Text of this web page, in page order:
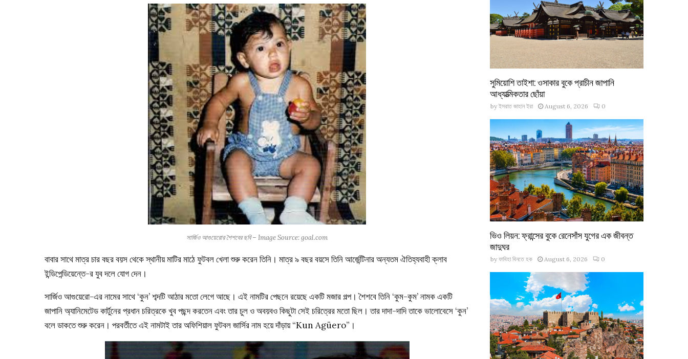
সার্জিও আগুয়েরোর শৈশবের ছবি – Image Source: goal.com
বাবার সাথে মাত্র চার বছর বয়স থেকে স্থানীয় মাটির মাঠে ফুটবল খেলা শুরু করেন তিনি। মাত্র ৯ বছর বয়সে তিনি আর্জেন্টিনার অন্যতম ঐতিহ্যবাহী ক্লাব
ইন্ডিপেন্ডিয়েন্তে-র যুব দলে যোগ দেন।
সার্জিও আগুয়েরো-এর নামের সাথে ‘কুন’ শব্দটি আঠার মতো লেগে আছে। এই নামটির পেছনে রয়েছে একটি মজার গল্প। শৈশবে তিনি ‘কুম-কুম’ নামক একটি
জাপানি অ্যানিমেটেড কার্টুনের প্রধান চরিত্রকে খুব পছন্দ করতেন এবং তার চুল ও অবয়বও কিছুটা সেই চরিত্রের মতো ছিল। তার দাদা-দাদি তাকে ভালোবেসে ‘কুন’
বলে ডাকতে শুরু করেন। পরবর্তীতে এই নামটাই তার অফিশিয়াল ফুটবল জার্সির নাম হয়ে দাঁড়ায় “Kun Agüero”।
সুমিয়োশি তাইশা: ওসাকার বুকে প্রাচীন জাপানি
আধ্যাত্মিকতার ছোঁয়া
by ইসরাত জাহান ইরা August 6, 2026 0
ভিও লিয়ন: ফ্রান্সের বুকে রেনেসাঁস যুগের এক জীবন্ত
জাদুঘর
by ফাবিহা বিনতে হক August 6, 2026 0